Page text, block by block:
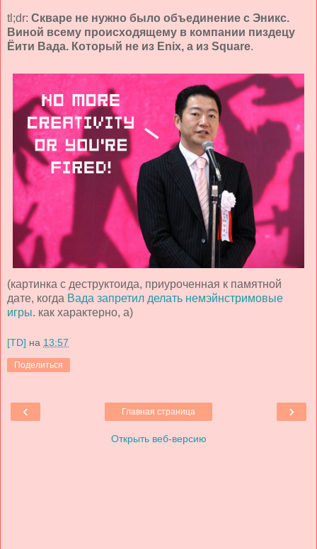
tl;dr: Скваре не нужно было объединение с Эникс.
Виной всему происходящему в компании пиздецу
Ёити Вада. Который не из Enix, а из Square.
(картинка с деструктоида, приуроченная к памятной
дате, когда Вада запретил делать немэйнстримовые
игры. как характерно, а)
[TD] на 13:57
Поделиться
‹ ›
Главная страница
Открыть веб-версию